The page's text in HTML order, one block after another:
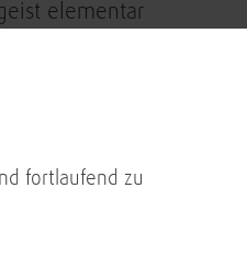
fortlaufend zu
elementar
und